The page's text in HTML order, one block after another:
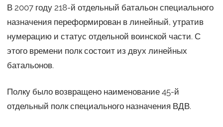
В 2007 году 218-й отдельный батальон специального
назначения переформирован в линейный, утратив
нумерацию и статус отдельной воинской части. С
этого времени полк состоит из двух линейных
батальонов.
Полку было возвращено наименование 45-й
отдельный полк специального назначения ВДВ.